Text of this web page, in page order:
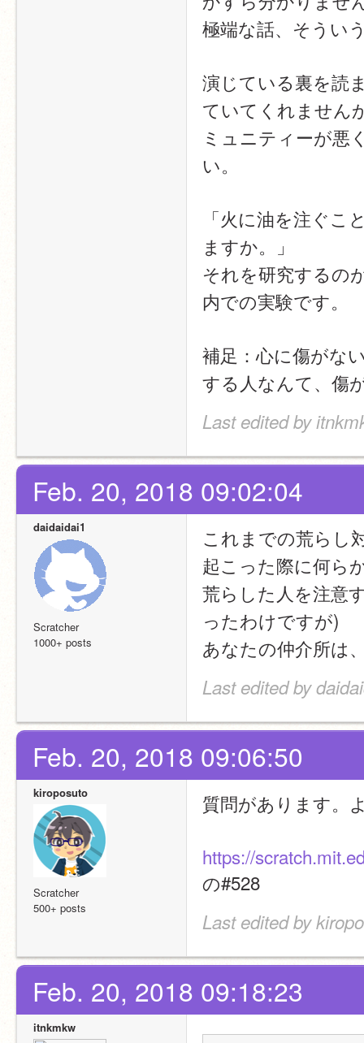
極端な話、そうい
演じている裏を読
ていてくれません
ミュニティーが悪
い。
「火に油を注ぐ
ますか。」
それを研究するの
内での実験です。
補足：心に傷がな
する人なんて、傷
Last edited by
Feb. 20, 2018 09:02:04
daidaidai1
Scratcher
1000+ posts
これまでの荒らし
起こった際に何ら
荒らした人を注意
ったわけですが)
あなたの仲介所は
Last edited by
Feb. 20, 2018 09:06:50
kiroposuto
Scratcher
500+ posts
質問があります。
https://
の#528
Last edited by
Feb. 20, 2018 09:18:23
itnkmkw